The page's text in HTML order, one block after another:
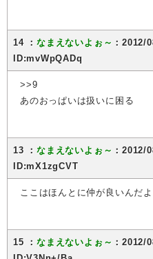
14 ：なまえないよぉ～ ：2012/
ID:mvWpQADq
>>9
あのおっぱいは扱いに困る
13 ：なまえないよぉ～ ：2012/
ID:mX1zgCVT
ここはほんとに仲が良いんだ
15 ：なまえないよぉ～ ：2012/